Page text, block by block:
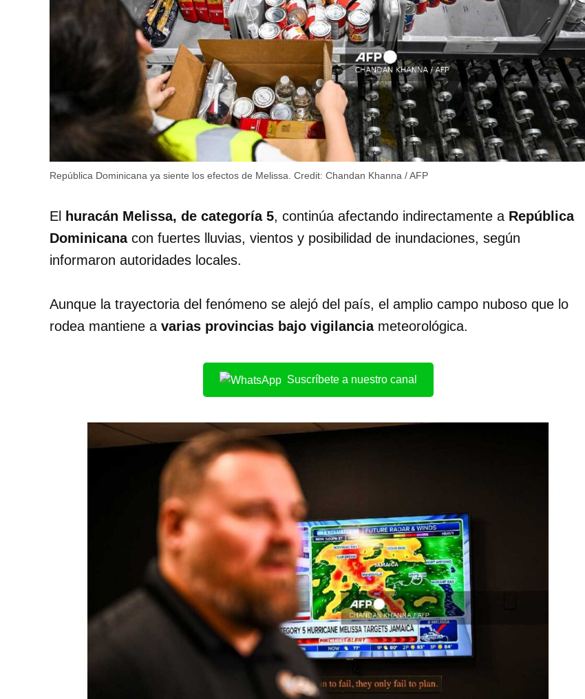
República Dominicana ya siente los efectos de Melissa. Credit: Chandan Khanna / AFP
El huracán Melissa, de categoría 5, continúa afectando indirectamente a República
Dominicana con fuertes lluvias, vientos y posibilidad de inundaciones, según
informaron autoridades locales.
Aunque la trayectoria del fenómeno se alejó del país, el amplio campo nuboso que lo
rodea mantiene a varias provincias bajo vigilancia meteorológica.
Suscríbete a nuestro canal